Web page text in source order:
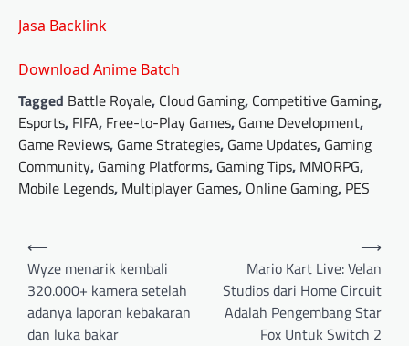
Jasa Backlink
Download Anime Batch
Tagged Battle Royale, Cloud Gaming, Competitive Gaming,
Esports, FIFA, Free-to-Play Games, Game Development,
Game Reviews, Game Strategies, Game Updates, Gaming
Community, Gaming Platforms, Gaming Tips, MMORPG,
Mobile Legends, Multiplayer Games, Online Gaming, PES
Post
navigation
⟵
Wyze menarik kembali
320.000+ kamera setelah
adanya laporan kebakaran
dan luka bakar
Mario Kart Live: Velan
Studios dari Home Circuit
Adalah Pengembang Star
Fox Untuk Switch 2
⟶